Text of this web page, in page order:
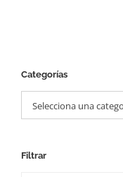
Categorías
Selecciona una
Filtrar